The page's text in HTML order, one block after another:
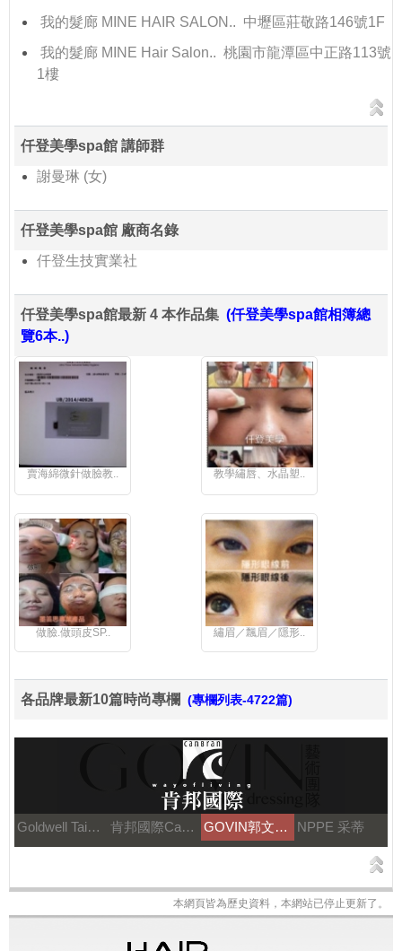
我的髮廊 MINE HAIR SALON.. 中壢區莊敬路146號1F
我的髮廊 MINE Hair Salon.. 桃園市龍潭區中正路113號
1樓
仟登美學spa館 講師群
謝曼琳 (女)
仟登美學spa館 廠商名錄
仟登生技實業社
仟登美學spa館最新 4 本作品集 (仟登美學spa館相簿總
覽6本..)
賣海綿微針做臉教.. 教學繡唇、水晶塑..
做臉.做頭皮SP.. 繡眉／飄眉／隱形..
各品牌最新10篇時尚專欄 (專欄列表-4722篇)
Goldwell Taiwan 肯邦國際Canbran GOVIN郭文髮藝 NPPE 采蒂
本網頁皆為歷史資料，本網站已停止更新了。